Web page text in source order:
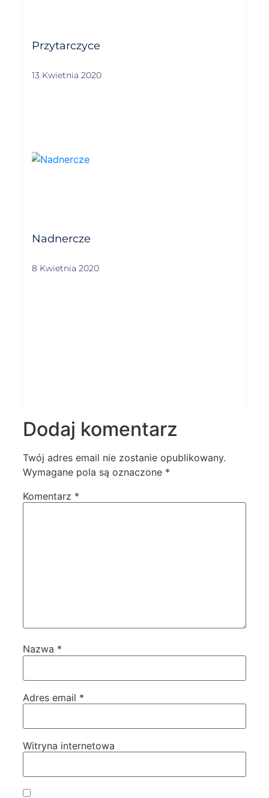
Przytarczyce
13 Kwietnia 2020
Nadnercze
8 Kwietnia 2020
Dodaj komentarz
Twój adres email nie zostanie opublikowany.
Wymagane pola są oznaczone *
Komentarz *
Nazwa *
Adres email *
Witryna internetowa